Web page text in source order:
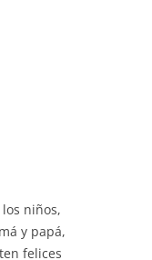
niños,
y papá,
felices